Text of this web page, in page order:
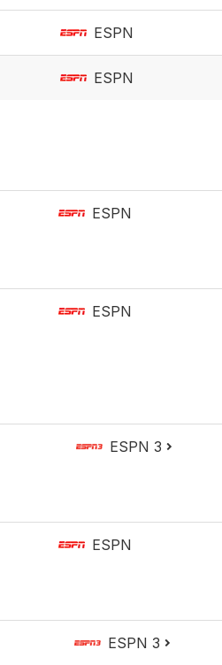
ESPN
ESPN
ESPN
ESPN
ESPN 3
ESPN
ESPN 3